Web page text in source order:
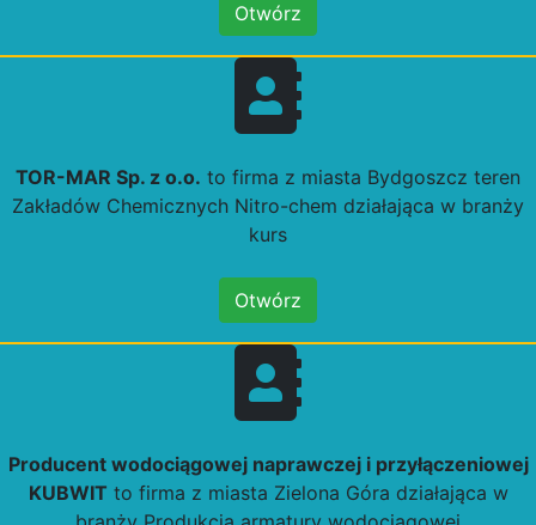
Otwórz
TOR-MAR Sp. z o.o. to firma z miasta Bydgoszcz teren
Zakładów Chemicznych Nitro-chem działająca w branży
kurs
Otwórz
Producent wodociągowej naprawczej i przyłączeniowej
KUBWIT to firma z miasta Zielona Góra działająca w